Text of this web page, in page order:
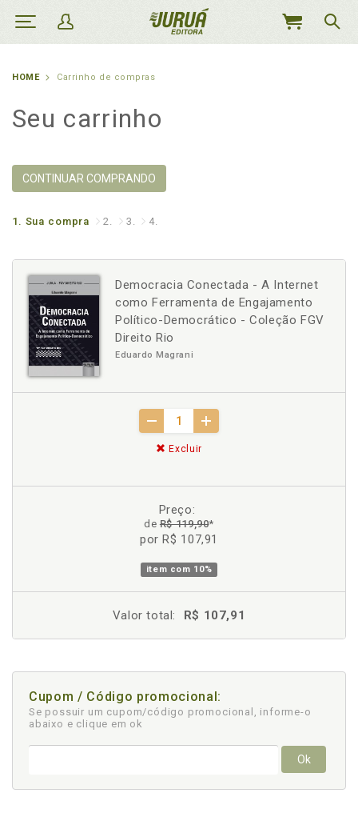
MEU
HOME Carrinho de compras
Seu carrinho
CONTINUAR COMPRANDO
1. Sua compra 2. 3. 4.
Democracia Conectada - A Internet
como Ferramenta de Engajamento
Político-Democrático - Coleção FGV
Direito Rio
Eduardo Magrani
Excluir
Preço:
deR$ 119,90*
por R$ 107,91
item com 10%
Valor total: R$ 107,91
Cupom / Código promocional:
Se possuir um cupom/código promocional, informe-o
abaixo e clique em ok
Ok